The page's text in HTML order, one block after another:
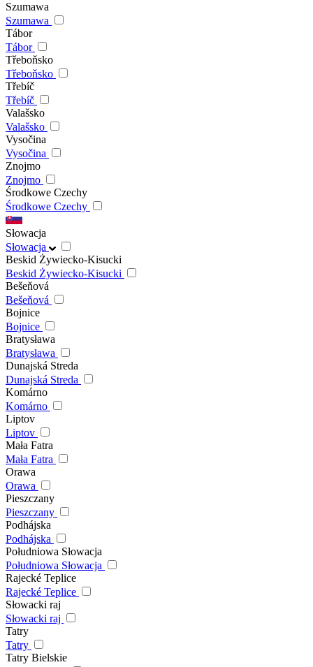
Szumawa
Szumawa
Tábor
Tábor
Třeboňsko
Třeboňsko
Třebíč
Třebíč
Valašsko
Valašsko
Vysočina
Vysočina
Znojmo
Znojmo
Środkowe Czechy
Środkowe Czechy
Słowacja
Słowacja
Beskid Żywiecko-Kisucki
Beskid Żywiecko-Kisucki
Bešeňová
Bešeňová
Bojnice
Bojnice
Bratysława
Bratysława
Dunajská Streda
Dunajská Streda
Komárno
Komárno
Liptov
Liptov
Mała Fatra
Mała Fatra
Orawa
Orawa
Pieszczany
Pieszczany
Podhájska
Podhájska
Południowa Słowacja
Południowa Słowacja
Rajecké Teplice
Rajecké Teplice
Słowacki raj
Słowacki raj
Tatry
Tatry
Tatry Bielskie